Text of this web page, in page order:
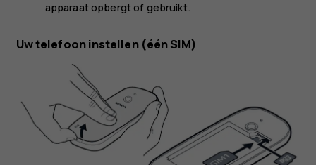
apparaat opbergt of gebruikt.
Uw telefoon instellen (één SIM)